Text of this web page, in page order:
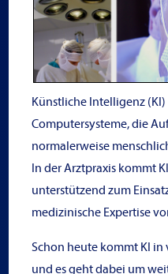
Künstliche Intelligenz
Computersysteme, die
normalerweise
In der Arztpraxis kommt
unterstützend zum
medizinische Expertise
Schon heute kommt KI in
und es geht dabei um